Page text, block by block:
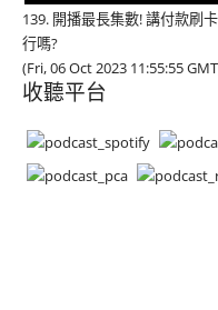
139. 開播最長集數! 講付款刷
行嗎?
(Fri, 06 Oct 2023 11:55:55
收聽平台